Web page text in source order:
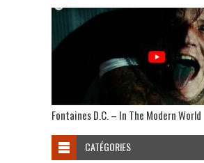
Fontaines D.C. – In The Modern World
CATÉGORIES